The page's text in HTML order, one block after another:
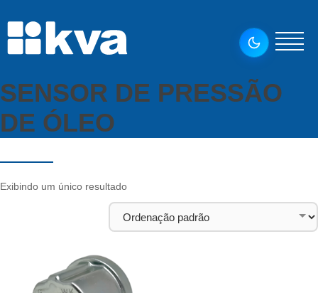
SENSOR DE PRESSÃO
DE ÓLEO
Exibindo um único resultado